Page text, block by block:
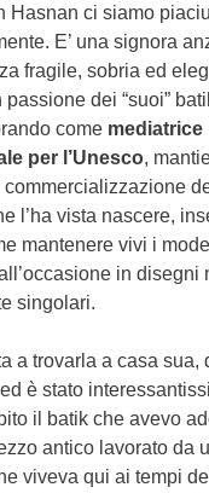
Hasnan ci siamo
E’ una signora
fragile, sobria ed
passione dei “suoi”
come mediatrice
per l’Unesco,
commercializzazione
l’ha vista nascere,
mantenere vivi i
in disegni
singolari.
a trovarla a casa sua,
è stato
il batik che avevo
antico lavorato da
viveva qui ai tempi